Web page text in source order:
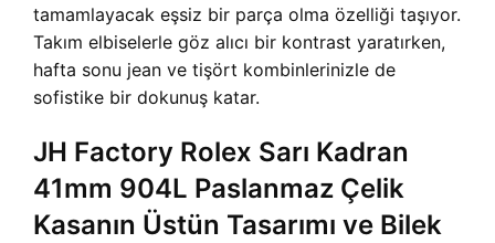
tamamlayacak eşsiz bir parça olma özelliği taşıyor.
Takım elbiselerle göz alıcı bir kontrast yaratırken,
hafta sonu jean ve tişört kombinlerinizle de
sofistike bir dokunuş katar.
JH Factory Rolex Sarı Kadran
41mm 904L Paslanmaz Çelik
Kasanın Üstün Tasarımı ve Bilek